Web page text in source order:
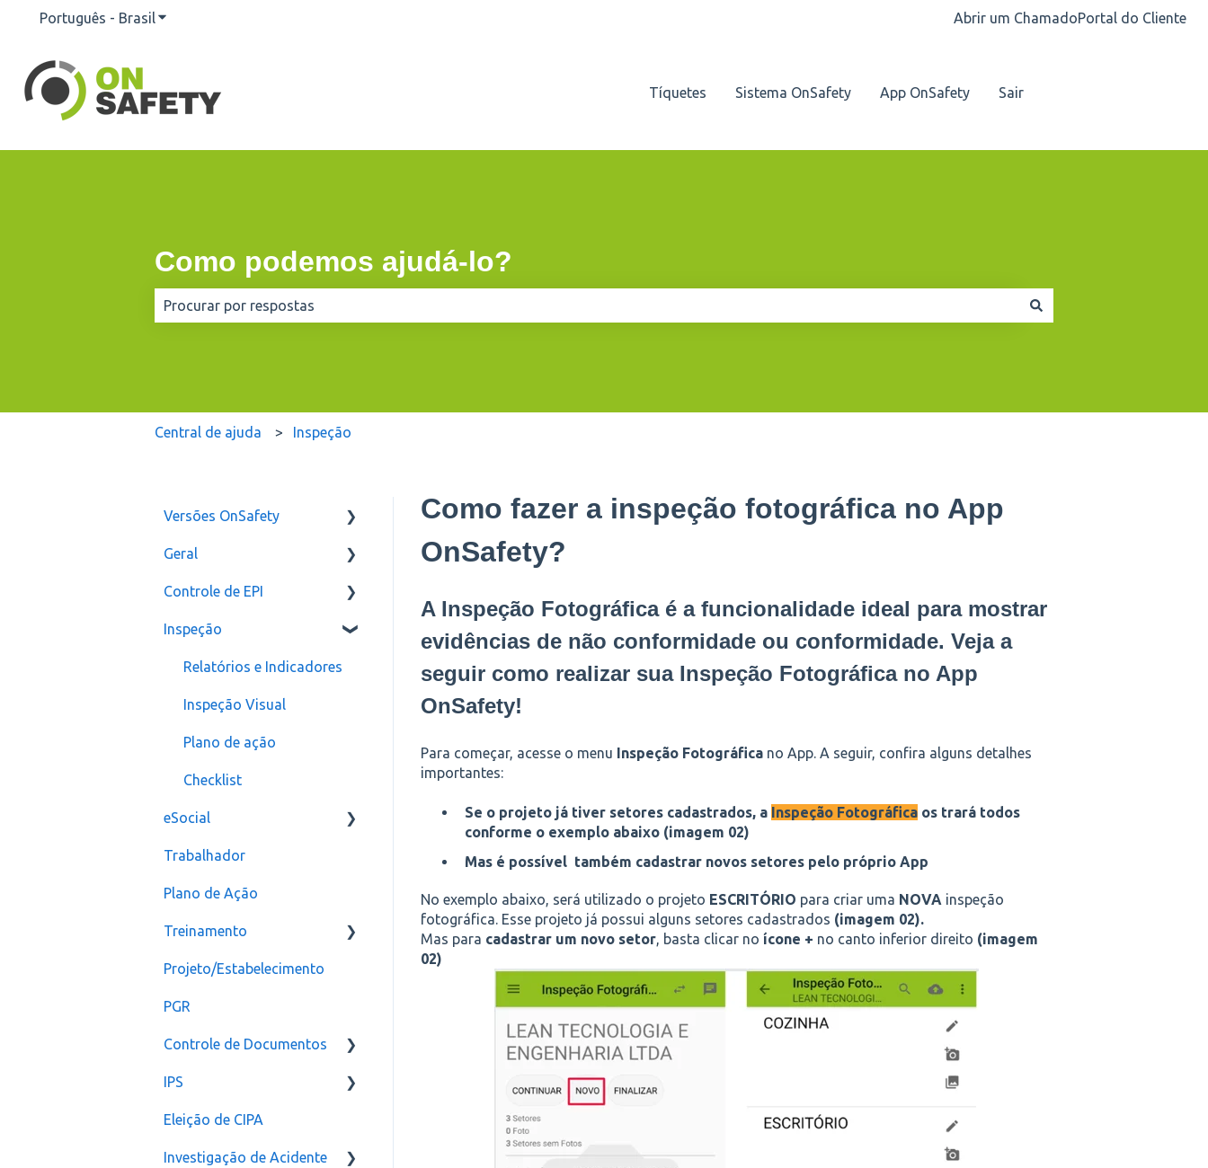
Português - BrasilMostrar submenu para traduções Abrir um ChamadoPortal do Cliente
Tíquetes Sistema OnSafety App OnSafety Sair
Como podemos ajudá-lo?
Central de ajuda Inspeção
Como fazer a inspeção fotográfica no App
OnSafety?
A Inspeção Fotográfica é a funcionalidade ideal para mostrar
evidências de não conformidade ou conformidade. Veja a
seguir como realizar sua Inspeção Fotográfica no App
OnSafety!
Para começar, acesse o menu Inspeção Fotográficano App. A seguir, confira alguns detalhes
importantes:
Se o projeto já tiver setores cadastrados, a Inspeção Fotográficaos trará todos
conforme o exemplo abaixo (imagem 02)
Mas é possível também cadastrar novos setores pelo próprio App
No exemplo abaixo, será utilizado o projeto ESCRITÓRIO para criar uma NOVA inspeção
fotográfica. Esse projeto já possui alguns setores cadastrados (imagem 02).
Mas para cadastrar um novo setor, basta clicar no ícone + no canto inferior direito (imagem
02)
Versões OnSafety
Última Versão
Versões anteriores
Geral
Usuários
Controle de EPI
Configurações
assinatura
Inspeção
Relatórios e Indicadores
Inspeção Visual
Plano de ação
Checklist
eSocial
Erros
Criação
CAT
Trabalhador
Plano de Ação
Treinamento
Configuração
Projeto/Estabelecimento
PGR
Controle de Documentos
Notificação
IPS
Configurações
Eleição de CIPA
Investigação de Acidente